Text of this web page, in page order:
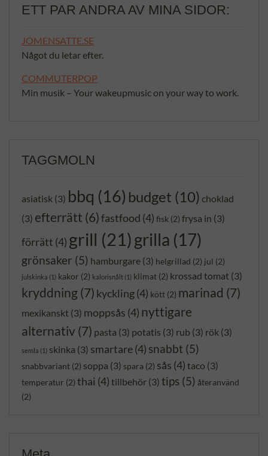
ETT PAR ANDRA AV MINA SIDOR:
JOMENSATTE.SE
Något du letar efter.
COMMUTERPOP
Min musik – Your wakeupmusic on your way to work.
TAGGMOLN
asiatisk (3) bbq (16) budget (10) choklad
(3) efterrätt (6)fastfood (4) fisk (2) frysa in (3)
förrätt (4) grill (21)grilla (17)
grönsaker (5) hamburgare (3) helgrillad (2) jul (2)
julskinka (1) kakor (2) kalorisnålt (1) klimat (2) krossad tomat (3)
kryddning(7) kyckling(4) kött (2) marinad (7)
mexikanskt (3) moppsås (4) nyttigare
alternativ(7) pasta (3) potatis (3) rub (3) rök (3)
semla (1) skinka (3) smartare(4) snabbt (5)
snabbvariant (2) soppa (3) spara (2) sås (4) taco (3)
temperatur (2) thai (4) tillbehör (3) tips (5) återanvänd
(2)